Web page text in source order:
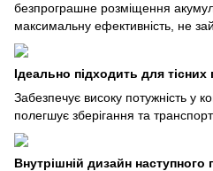
безпрограшне розміщення
максимальну ефективність, не
Ідеально підходить для
Забезпечує високу потужність у
полегшує зберігання та
Внутрішній дизайн наступного